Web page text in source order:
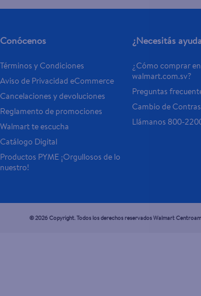
Conócenos
Términos y Condiciones
Aviso de Privacidad eCommerce
Cancelaciones y devoluciones
Reglamento de promociones
Walmart te escucha
Catálogo Digital
Productos PYME ¡Orgullosos de lo
nuestro!
¿Necesitás
¿Cómo comprar en
walmart.com.sv?
Preguntas
Cambio de
Llámanos 800-
© 2026 Copyright. Todos los derechos reservados Walmart